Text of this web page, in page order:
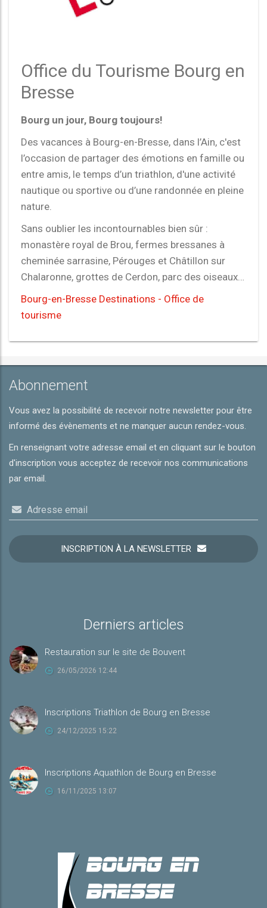
Office du Tourisme Bourg en
Bresse
Bourg un jour, Bourg toujours!
Des vacances à Bourg-en-Bresse, dans l’Ain, c'est
l’occasion de partager des émotions en famille ou
entre amis, le temps d’un triathlon, d'une activité
nautique ou sportive ou d’une randonnée en pleine
nature.
Sans oublier les incontournables bien sûr :
monastère royal de Brou, fermes bressanes à
cheminée sarrasine, Pérouges et Châtillon sur
Chalaronne, grottes de Cerdon, parc des oiseaux…
Bourg-en-Bresse Destinations - Office de
tourisme
Abonnement
Vous avez la possibilité de recevoir notre newsletter pour être
informé des évènements et ne manquer aucun rendez-vous.
En renseignant votre adresse email et en cliquant sur le bouton
d'inscription vous acceptez de recevoir nos communications
par email.
Adresse email
INSCRIPTION À LA NEWSLETTER
Derniers articles
Restauration sur le site de Bouvent
26/05/2026 12:44
Inscriptions Triathlon de Bourg en Bresse
24/12/2025 15:22
Inscriptions Aquathlon de Bourg en Bresse
16/11/2025 13:07